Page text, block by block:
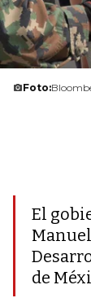
Foto:
El
de